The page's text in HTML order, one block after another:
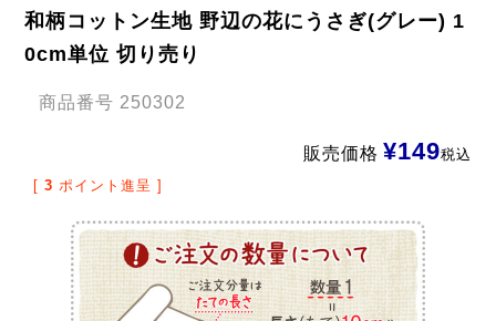
和柄コットン生地 野辺の花にうさぎ(グレー) 1
0cm単位 切り売り
商品番号 250302
販売価格 ¥149税込
[ 3 ポイント進呈 ]